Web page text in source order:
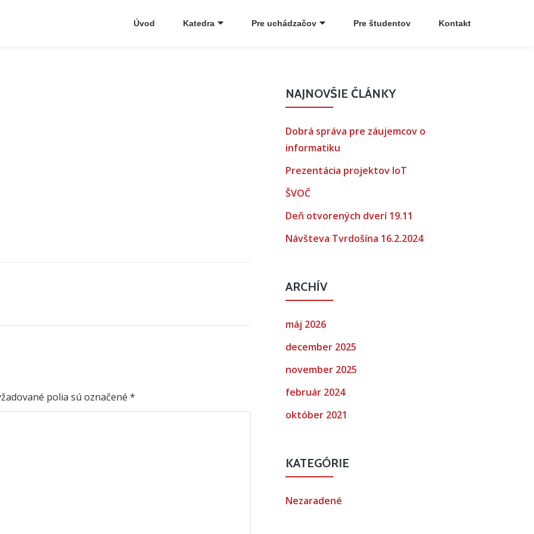
Úvod Katedra Pre uchádzačov Pre študentov Kontakt
polia sú označené *
NAJNOVŠIE ČLÁNKY
Dobrá správa pre záujemcov o
informatiku
Prezentácia projektov IoT
ŠVOČ
Deň otvorených dverí 19.11
Návšteva Tvrdošína 16.2.2024
ARCHÍV
máj 2026
december 2025
november 2025
február 2024
október 2021
KATEGÓRIE
Nezaradené